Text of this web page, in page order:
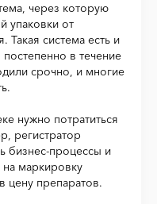
через которую
упаковки от
Такая система есть и
в течение
срочно, и многие
нужно потратиться
регистратор
бизнес-процессы и
маркировку
цену препаратов.